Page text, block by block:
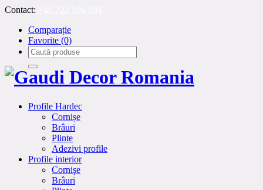
Contact:
Comparație
Favorite (0)
Profile Hardec
Cornișe
Brâuri
Plinte
Adezivi profile
Profile interior
Cornişe
Brâuri